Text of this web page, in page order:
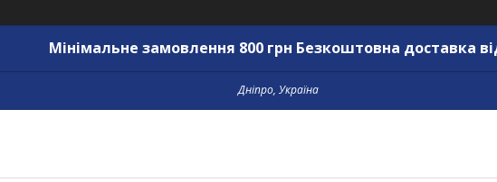
Мінімальне замовлення 800 грн Безкоштовна доставка
Дніпро, Україна